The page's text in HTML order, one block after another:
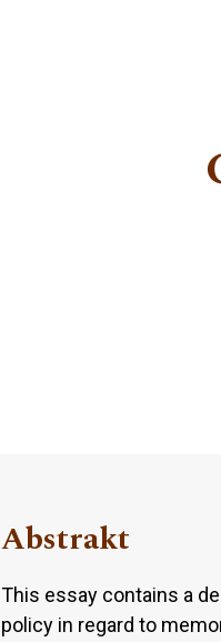
Abstrakt
This essay contains a
policy in regard to